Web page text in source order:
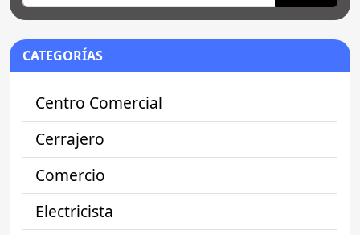
CATEGORÍAS
Centro Comercial
Cerrajero
Comercio
Electricista